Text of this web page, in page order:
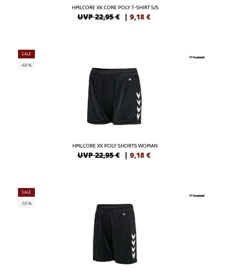
HMLCORE XK CORE POLY T-SHIRT S/S
UVP 22,95 € | 9,18 €
SALE
-60%
HMLCORE XK POLY SHORTS WOMAN
UVP 22,95 € | 9,18 €
SALE
-55%